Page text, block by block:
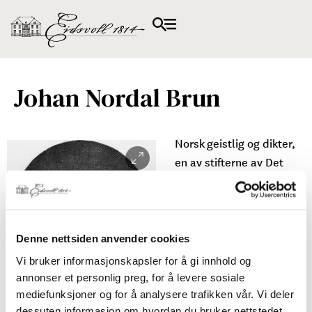
Denne nettsiden anvender cookies
Vi bruker informasjonskapsler for å gi innhold og
annonser et personlig preg, for å levere sosiale
mediefunksjoner og for å analysere trafikken vår. Vi deler
Johan Nordal Brun
Norsk geistlig og dikter,
en av stifterne av Det
norske selskap i
København. Er kjent
kraftpatriotiske sangen
“For Norge, Kjæmpers
Fødeland” som i den
dansk-norske helstaten